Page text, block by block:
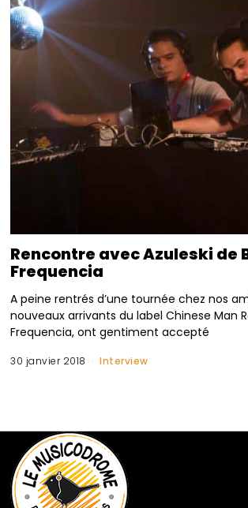
Rencontre avec Azuleski de
Frequencia
A peine rentrés d’une tournée chez nos
nouveaux arrivants du label Chinese Man
Frequencia, ont gentiment accepté
30 janvier 2018 Interview